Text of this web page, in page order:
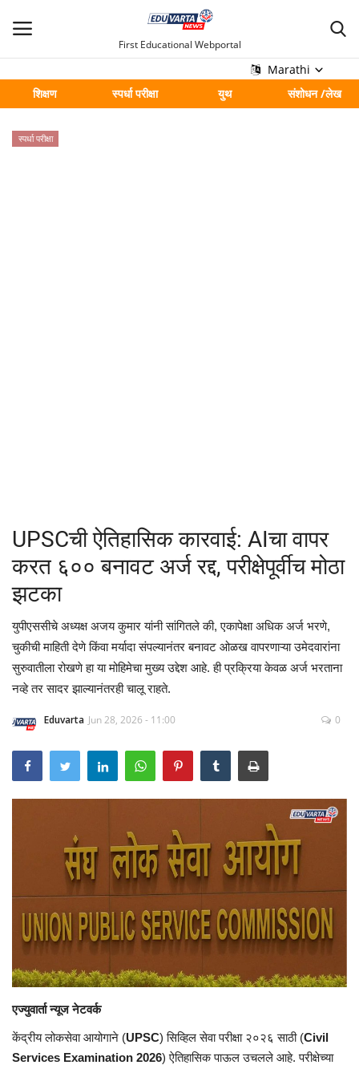
First Educational Webportal
Marathi
शिक्षण
स्पर्धा परीक्षा युथ संशोधन /लेख
मुख्य
Contact
गॅलरी
Language
English Marathi
स्पर्धा परीक्षा
UPSCची ऐतिहासिक कारवाई: AIचा वापर
करत ६०० बनावट अर्ज रद्द, परीक्षेपूर्वीच मोठा
झटका
युपीएससीचे अध्यक्ष अजय कुमार यांनी सांगितले की, एकापेक्षा अधिक अर्ज भरणे,
चुकीची माहिती देणे किंवा मर्यादा संपल्यानंतर बनावट ओळख वापरणाऱ्या उमेदवारांना
सुरुवातीला रोखणे हा या मोहिमेचा मुख्य उद्देश आहे. ही प्रक्रिया केवळ अर्ज भरताना
नव्हे तर सादर झाल्यानंतरही चालू राहते.
Eduvarta Jun 28, 2026 - 11:00 0
एज्युवार्ता न्यूज नेटवर्क
केंद्रीय लोकसेवा आयोगाने (UPSC) सिव्हिल सेवा परीक्षा २०२६ साठी (Civil
Services Examination 2026) ऐतिहासिक पाऊल उचलले आहे. परीक्षेच्या